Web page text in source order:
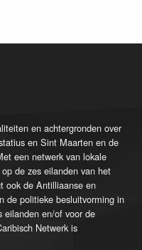
en achtergronden over
en Sint Maarten en de
een netwerk van lokale
de zes eilanden van het
ook de Antilliaanse en
de politieke besluitvorming in
eilanden en/of voor de
Netwerk is